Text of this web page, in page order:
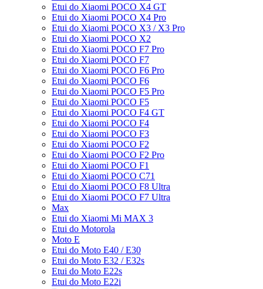
Etui do Xiaomi POCO X4 GT
Etui do Xiaomi POCO X4 Pro
Etui do Xiaomi POCO X3 / X3 Pro
Etui do Xiaomi POCO X2
Etui do Xiaomi POCO F7 Pro
Etui do Xiaomi POCO F7
Etui do Xiaomi POCO F6 Pro
Etui do Xiaomi POCO F6
Etui do Xiaomi POCO F5 Pro
Etui do Xiaomi POCO F5
Etui do Xiaomi POCO F4 GT
Etui do Xiaomi POCO F4
Etui do Xiaomi POCO F3
Etui do Xiaomi POCO F2
Etui do Xiaomi POCO F2 Pro
Etui do Xiaomi POCO F1
Etui do Xiaomi POCO C71
Etui do Xiaomi POCO F8 Ultra
Etui do Xiaomi POCO F7 Ultra
Max
Etui do Xiaomi Mi MAX 3
Etui do Motorola
Moto E
Etui do Moto E40 / E30
Etui do Moto E32 / E32s
Etui do Moto E22s
Etui do Moto E22i